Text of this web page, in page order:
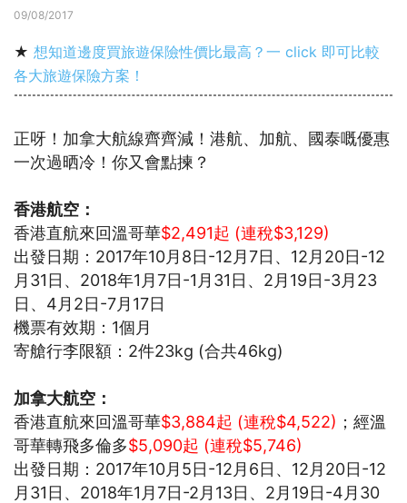
09/08/2017
★ 想知道邊度買旅遊保險性價比最高？一 click 即可比較
各大旅遊保險方案！
正呀！加拿大航線齊齊減！港航、加航、國泰嘅優惠
一次過晒冷！你又會點揀？
香港航空：
香港直航來回溫哥華$2,491起 (連稅$3,129)
出發日期：2017年10月8日-12月7日、12月20日-12
月31日、2018年1月7日-1月31日、2月19日-3月23
日、4月2日-7月17日
機票有效期：1個月
寄艙行李限額：2件23kg (合共46kg)
加拿大航空：
香港直航來回溫哥華$3,884起 (連稅$4,522) ；經溫
哥華轉飛多倫多$5,090起 (連稅$5,746)
出發日期：2017年10月5日-12月6日、12月20日-12
月31日、2018年1月7日-2月13日、2月19日-4月30